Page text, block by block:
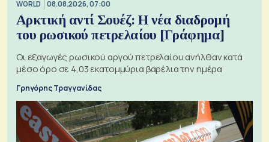
WORLD 08.08.2026, 07:00
Αρκτική αντί Σουέζ: Η νέα διαδρομή
του ρωσικού πετρελαίου [Γράφημα]
Οι εξαγωγές ρωσικού αργού πετρελαίου ανήλθαν κατά
μέσο όρο σε 4,03 εκατομμύρια βαρέλια την ημέρα
Γρηγόρης Τραγγανίδας